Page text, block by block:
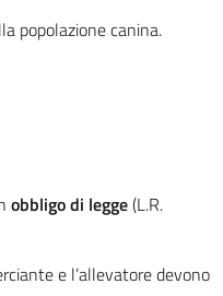
popolazione canina.
obbligo di legge(L.R.
e l’allevatore devono